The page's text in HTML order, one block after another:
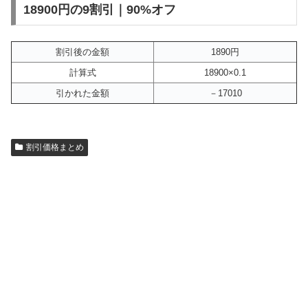
18900円の9割引｜90%オフ
割引後の金額
1890円
計算式
18900×0.1
引かれた金額
－17010
割引価格まとめ